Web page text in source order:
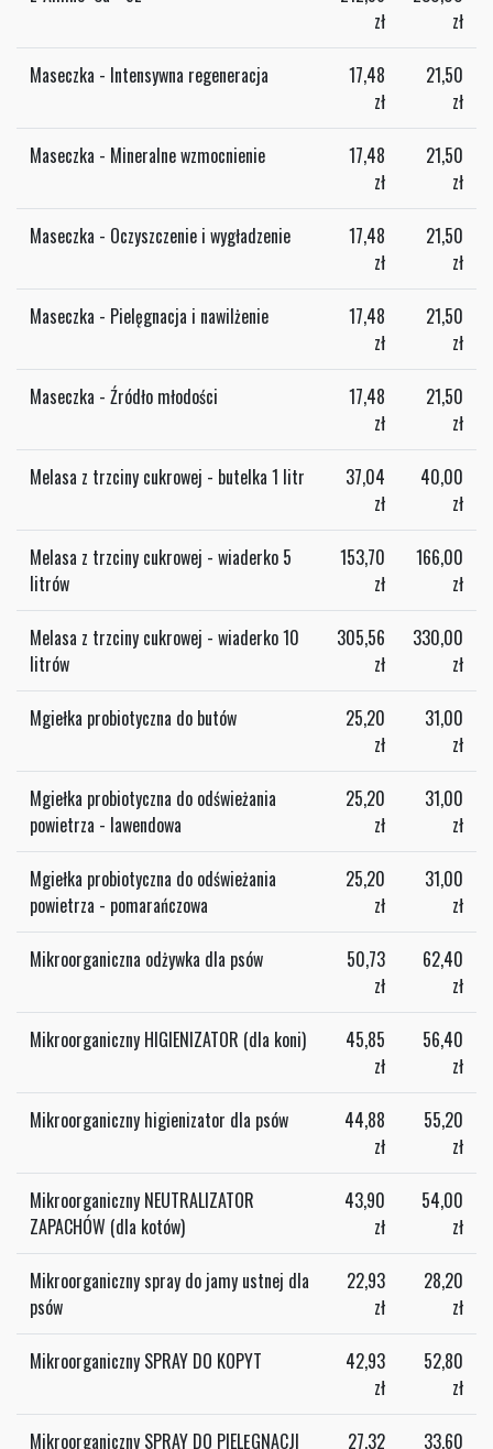
zł
zł
Maseczka - Intensywna regeneracja
17,48
zł
21,50
zł
Maseczka - Mineralne wzmocnienie
17,48
zł
21,50
zł
Maseczka - Oczyszczenie i wygładzenie
17,48
zł
21,50
zł
Maseczka - Pielęgnacja i nawilżenie
17,48
zł
21,50
zł
Maseczka - Źródło młodości
17,48
zł
21,50
zł
Melasa z trzciny cukrowej - butelka 1 litr
37,04
zł
40,00
zł
Melasa z trzciny cukrowej - wiaderko 5
litrów
153,70
zł
166,00
zł
Melasa z trzciny cukrowej - wiaderko 10
litrów
305,56
zł
330,00
zł
Mgiełka probiotyczna do butów
25,20
zł
31,00
zł
Mgiełka probiotyczna do odświeżania
powietrza - lawendowa
25,20
zł
31,00
zł
Mgiełka probiotyczna do odświeżania
powietrza - pomarańczowa
25,20
zł
31,00
zł
Mikroorganiczna odżywka dla psów
50,73
zł
62,40
zł
Mikroorganiczny HIGIENIZATOR (dla koni)
45,85
zł
56,40
zł
Mikroorganiczny higienizator dla psów
44,88
zł
55,20
zł
Mikroorganiczny NEUTRALIZATOR
ZAPACHÓW (dla kotów)
43,90
zł
54,00
zł
Mikroorganiczny spray do jamy ustnej dla
psów
22,93
zł
28,20
zł
Mikroorganiczny SPRAY DO KOPYT
42,93
zł
52,80
zł
Mikroorganiczny SPRAY DO PIELĘGNACJI 27,32 33,60